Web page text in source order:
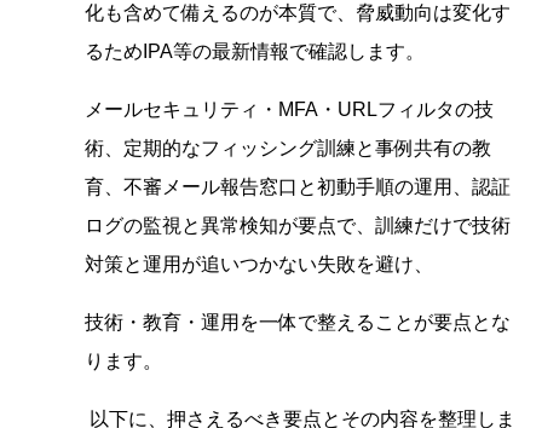
化も含めて備えるのが本質で、脅威動向は変化す
るためIPA等の最新情報で確認します。
メールセキュリティ・MFA・URLフィルタの技
術、定期的なフィッシング訓練と事例共有の教
育、不審メール報告窓口と初動手順の運用、認証
ログの監視と異常検知が要点で、訓練だけで技術
対策と運用が追いつかない失敗を避け、
技術・教育・運用を一体で整えることが要点とな
ります。
以下に、押さえるべき要点とその内容を整理しま